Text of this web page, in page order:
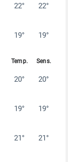
22° 22°
19° 19°
20° 20°
19° 19°
21° 21°